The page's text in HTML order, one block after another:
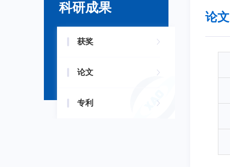
科研成果
获奖
论文
专利
论文